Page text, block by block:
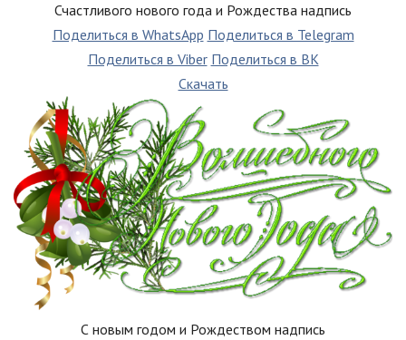
Счастливого нового года и Рождества надпись
Поделиться в WhatsApp Поделиться в Telegram
Поделиться в Viber Поделиться в ВК
Скачать
С новым годом и Рождеством надпись